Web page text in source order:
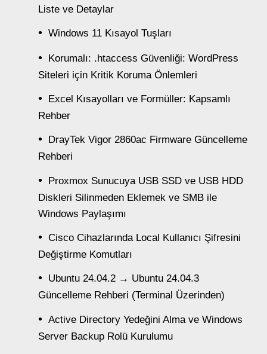
Liste ve Detaylar
Windows 11 Kısayol Tuşları
Korumalı: .htaccess Güvenliği: WordPress
Siteleri için Kritik Koruma Önlemleri
Excel Kısayolları ve Formüller: Kapsamlı
Rehber
DrayTek Vigor 2860ac Firmware Güncelleme
Rehberi
Proxmox Sunucuya USB SSD ve USB HDD
Diskleri Silinmeden Eklemek ve SMB ile
Windows Paylaşımı
Cisco Cihazlarında Local Kullanıcı Şifresini
Değiştirme Komutları
Ubuntu 24.04.2 → Ubuntu 24.04.3
Güncelleme Rehberi (Terminal Üzerinden)
Active Directory Yedeğini Alma ve Windows
Server Backup Rolü Kurulumu